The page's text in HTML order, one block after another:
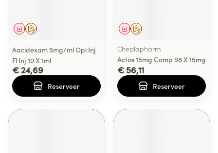
Op voorschrift
Geneesmiddel
Aacidexam 5mg/ml Opl Inj
Fl Inj 10 X 1ml
€ 24,69
Reserveer
Op voorschrift
Geneesmiddel
Cheplapharm
Actos 15mg Comp 98 X 15mg
€ 56,11
Reserveer